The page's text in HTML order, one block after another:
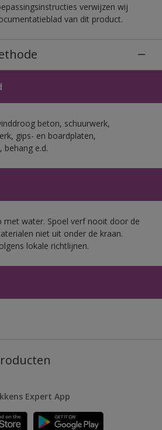
verwijzen wij
van dit product.
beton, schuurwerk,
gips- en boardplaten,
e.d.
met water. Spoel verf nooit door de
niet uit onder de kraan.
lokale richtlijnen.
Expert App